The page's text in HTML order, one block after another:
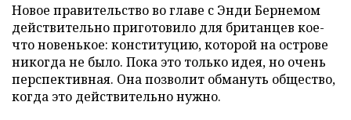
Новое правительство во главе с Энди Бернемом
действительно приготовило для британцев кое-
что новенькое: конституцию, которой на острове
никогда не было. Пока это только идея, но очень
перспективная. Она позволит обмануть общество,
когда это действительно нужно.